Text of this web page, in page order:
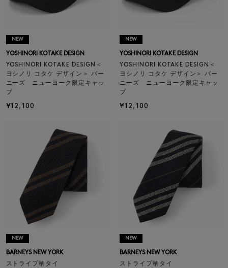
NEW
YOSHINORI KOTAKE DESIGN
YOSHINORI KOTAKE DESIGN＜
ヨシノリ コタケ デザイン＞ バー
ニーズ ニューヨーク限定キャッ
プ
¥12,100
NEW
YOSHINORI KOTAKE DESIGN
YOSHINORI KOTAKE DESIGN＜
ヨシノリ コタケ デザイン＞ バー
ニーズ ニューヨーク限定キャッ
プ
¥12,100
NEW
BARNEYS NEW YORK
ストライプ柄タイ
NEW
BARNEYS NEW YORK
ストライプ柄タイ